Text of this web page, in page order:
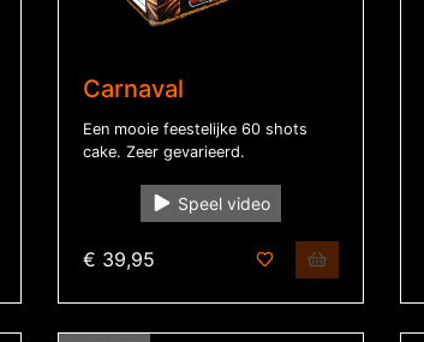
Carnaval
Een mooie feestelijke 60 shots
cake. Zeer gevarieerd.
Speel video
€ 39,95